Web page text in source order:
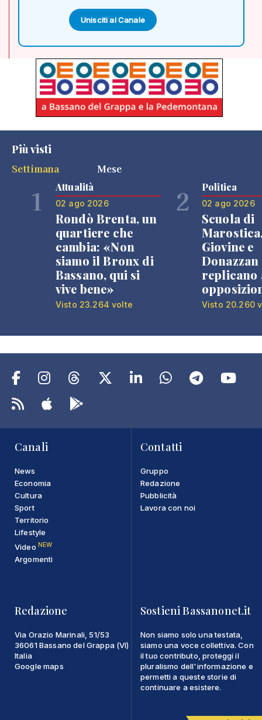
Unisciti al Canale
Più visti
Settimana
Mese
1 Attualità
02 ago 2026
Rondò Brenta, un
quartiere che
cambia: «Non
siamo il Bronx di
Bassano, qui si
vive bene»
Visto 23.264 volte
2 Politica
02 ago 2026
Scuola di
Giovine e
Donazzan
replicano
Visto 20.260
Canali
News
Economia
Cultura
Sport
Territorio
Lifestyle
Video NEW
Argomenti
Contatti
Gruppo
Redazione
Pubblicità
Lavora con noi
Redazione
Via Orazio Marinali, 51/53
36061 Bassano del Grappa (VI)
Italia
Google maps
Sostieni Bassanonet.it
Non siamo solo una testata,
siamo una voce collettiva. Con
il tuo contributo, proteggi il
pluralismo dell'informazione e
permetti a queste storie di
continuare a esistere.